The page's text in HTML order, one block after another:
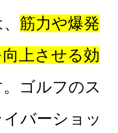
筋力や爆発
上させる効
ゴルフのス
バーショッ